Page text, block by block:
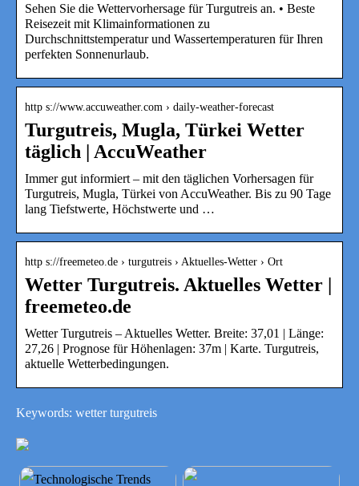
Sehen Sie die Wettervorhersage für Turgutreis an. • Beste
Reisezeit mit Klimainformationen zu
Durchschnittstemperatur und Wassertemperaturen für Ihren
perfekten Sonnenurlaub.
http s://www.accuweather.com › daily-weather-forecast
Turgutreis, Mugla, Türkei Wetter
täglich | AccuWeather
Immer gut informiert – mit den täglichen Vorhersagen für
Turgutreis, Mugla, Türkei von AccuWeather. Bis zu 90 Tage
lang Tiefstwerte, Höchstwerte und …
http s://freemeteo.de › turgutreis › Aktuelles-Wetter › Ort
Wetter Turgutreis. Aktuelles Wetter |
freemeteo.de
Wetter Turgutreis – Aktuelles Wetter. Breite: 37,01 | Länge:
27,26 | Prognose für Höhenlagen: 37m | Karte. Turgutreis,
aktuelle Wetterbedingungen.
Keywords: wetter turgutreis